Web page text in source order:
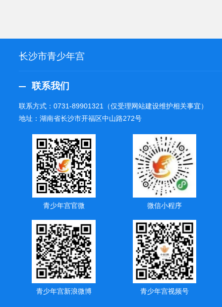
长沙市青少年宫
联系我们
联系方式：0731-89901321
（仅受理网站建设维护相关事宜）
地址：湖南省长沙市开福区中山路272号
青少年宫官微 微信小程序
青少年宫新浪微博 青少年宫视频号